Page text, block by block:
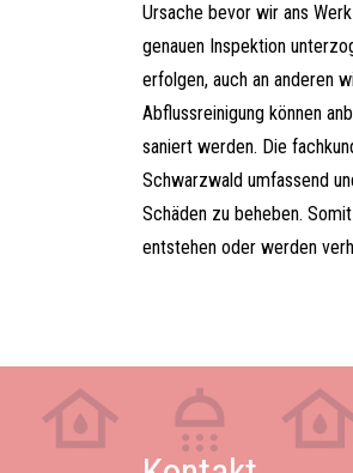
Ursache bevor wir ans
genauen Inspektion
erfolgen, auch an anderen
Abflussreinigung können
saniert werden. Die
Schwarzwald umfassend
Schäden zu beheben.
entstehen oder werden